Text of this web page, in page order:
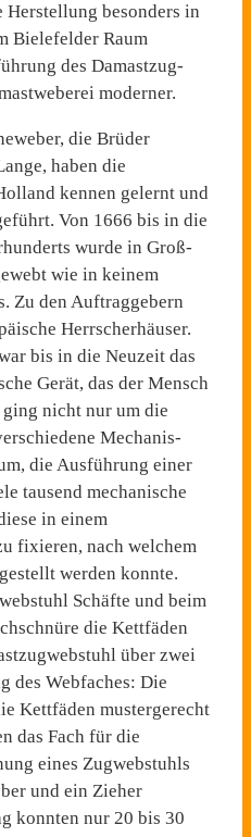
Herstellung besonders in
Bie­lefelder Raum
des Damastzug­
moderner.
die Brüder
haben die
kennen gelernt und
Von 1666 bis in die
wurde in Groß­
wie in keinem
Zu den Auftraggebern
Herrscherhäu­ser.
bis in die Neuzeit das
Gerät, das der Mensch
nicht nur um die
Mechanis­
die Ausführung einer
tausend mechani­sche
in einem
fixieren, nach welchem
werden konnte.
Schäfte und beim
die Kettfäden
über zwei
des Webfaches: Die
Kettfäden mustergerecht
das Fach für die
eines Zugwebstuhls
und ein Zieher
konnten nur 20 bis 30